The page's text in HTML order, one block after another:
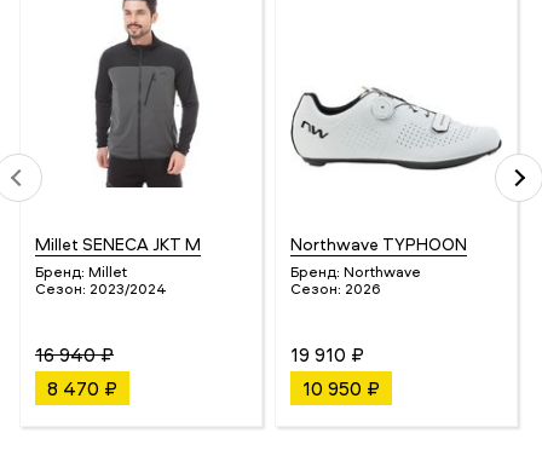
Millet SENECA JKT M
Бренд: Millet
Сезон: 2023/2024
16 940 ₽
8 470 ₽
Northwave TYPHOON
Бренд: Northwave
Сезон: 2026
19 910 ₽
10 950 ₽